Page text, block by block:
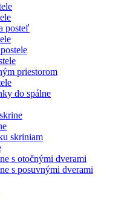
posteľ
priestorom
do spálne
skriniam
s otočnými dverami
s posuvnými dverami